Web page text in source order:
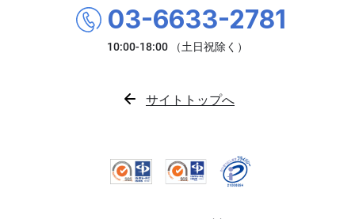
03-6633-2781
サイトトップへ